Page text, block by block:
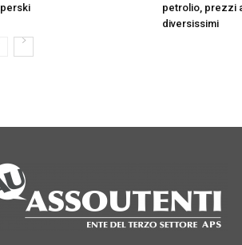
petrolio, prezzi
diversissimi